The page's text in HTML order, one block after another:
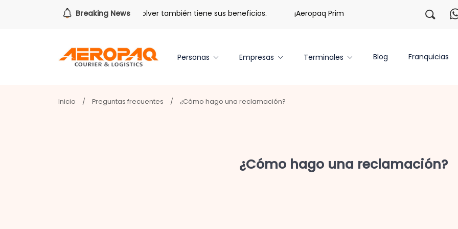
Breaking News
Para todo lo que viene. Volver también tiene sus beneficios. ¡Aeropaq Prime TE DA MÁS! ¡Regístrate
Personas Empresas Terminales Blog Franquicias
Inicio / Preguntas frecuentes / ¿Cómo hago una reclamación?
¿Cómo hago una reclamación?